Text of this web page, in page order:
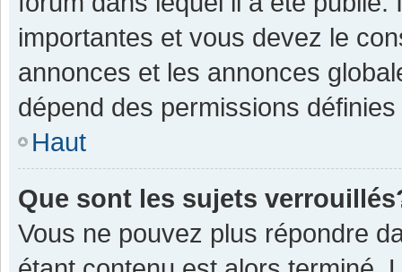
importantes et vous devez le
annonces et les annonces
dépend des permissions définies
Haut
Que sont les sujets
Vous ne pouvez plus répondre